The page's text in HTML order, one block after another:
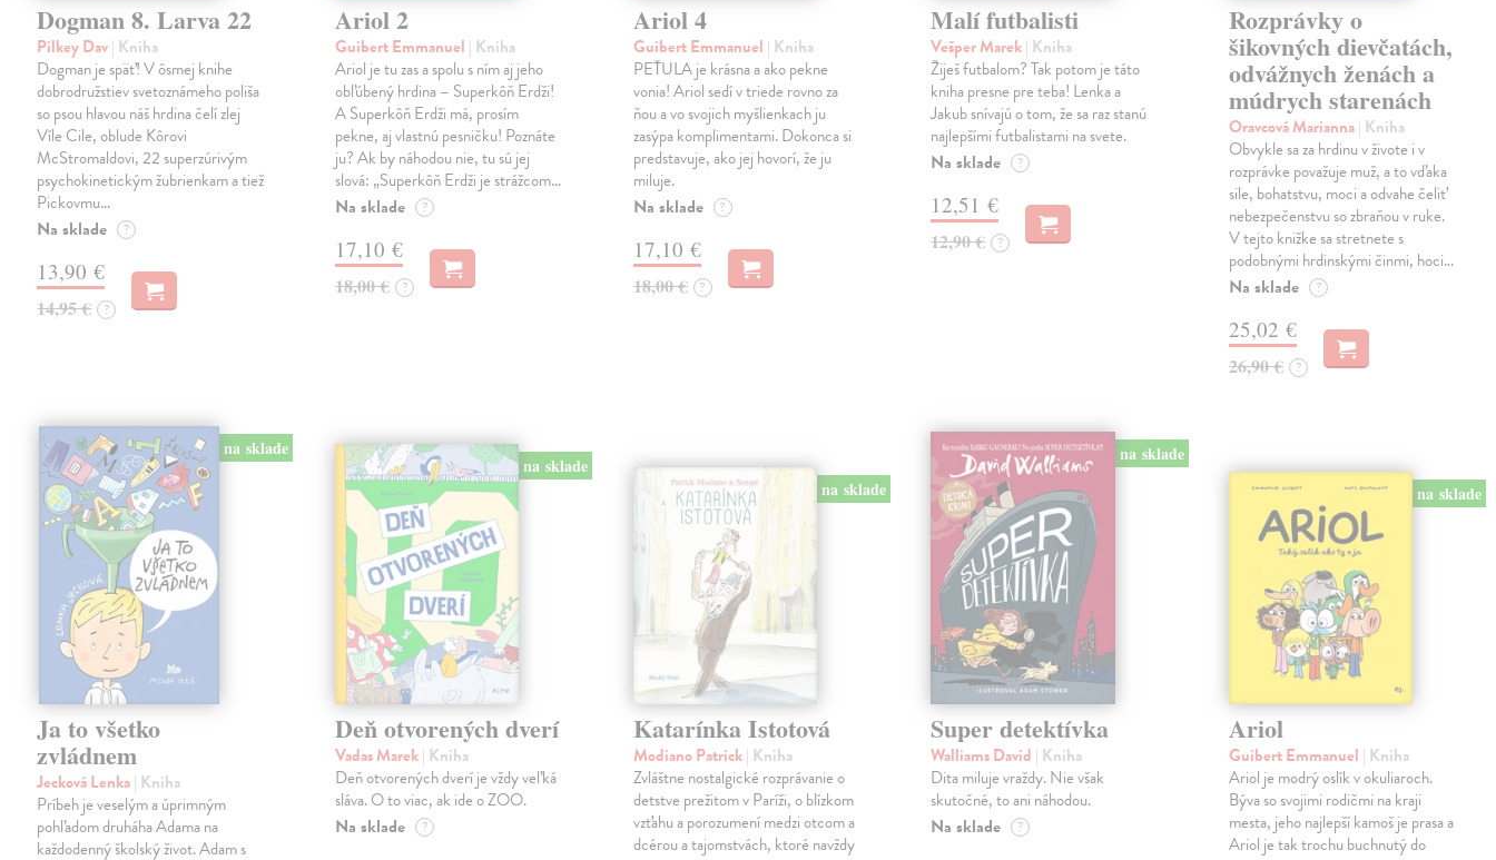
Dogman 8. Larva 22
Pilkey Dav| Kniha
Dogman je späť! V ôsmej knihe
dobrodružstiev svetoznámeho poliša
so psou hlavou náš hrdina čelí zlej
Víle Cile, oblude Kôrovi
McStromaldovi, 22 superzúrivým
psychokinetickým žubrienkam a tiež
Pickovmu…
Na sklade ?
13,90 €
14,95 € ?
Ariol 2
Guibert Emmanuel | Kniha
Ariol je tu zas a spolu s ním aj jeho
obľúbený hrdina – Superkôň Erdži!
A Superkôň Erdži má, prosím
pekne, aj vlastnú pesničku! Poznáte
ju? Ak by náhodou nie, tu sú jej
slová: „Superkôň Erdži je strážcom…
Na sklade ?
17,10 €
18,00 € ?
Ariol 4
Guibert Emmanuel | Kniha
PEŤULA je krásna a ako pekne
vonia! Ariol sedí v triede rovno za
ňou a vo svojich myšlienkach ju
zasýpa komplimentami. Dokonca si
predstavuje, ako jej hovorí, že ju
miluje.
Na sklade ?
17,10 €
18,00 € ?
Malí futbalisti
Vešper Marek| Kniha
Žiješ futbalom? Tak potom je táto
kniha presne pre teba! Lenka a
Jakub snívajú o tom, že sa raz stanú
najlepšími futbalistami na svete.
Na sklade ?
12,51 €
12,90 € ?
Rozprávky o
šikovných dievčatách,
odvážnych ženách a
múdrych starenách
Oravcová Marianna| Kniha
Obvykle sa za hrdinu v živote i v
rozprávke považuje muž, a to vďaka
sile, bohatstvu, moci a odvahe čeliť
nebezpečenstvu so zbraňou v ruke.
V tejto knižke sa stretnete s
podobnými hrdinskými činmi, hoci…
Na sklade ?
25,02 €
26,90 € ?
na sklade
Ja to všetko
zvládnem
Jecková Lenka| Kniha
Príbeh je veselým a úprimným
pohľadom druháha Adama na
každodenný školský život. Adam s
na sklade
Deň otvorených dverí
Vadas Marek| Kniha
Deň otvorených dverí je vždy veľká
sláva. O to viac, ak ide o ZOO.
Na sklade ?
na sklade
Katarínka Istotová
Modiano Patrick| Kniha
Zvláštne nostalgické rozprávanie o
detstve prežitom v Paríži, o blízkom
vzťahu a porozumení medzi otcom a
dcérou a tajomstvách, ktoré navždy
na sklade
Super detektívka
Walliams David | Kniha
Dita miluje vraždy. Nie však
skutočné, to ani náhodou.
Na sklade ?
na sklade
Ariol
Guibert Emmanuel | Kniha
Ariol je modrý oslík v okuliaroch.
Býva so svojimi rodičmi na kraji
mesta, jeho najlepší kamoš je prasa a
Ariol je tak trochu buchnutý do